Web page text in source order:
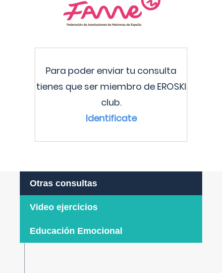
Para poder enviar tu consulta
tienes que ser miembro de EROSKI
club.
Identificate
Otras consultas
Video ejercicios
Educación Emocional